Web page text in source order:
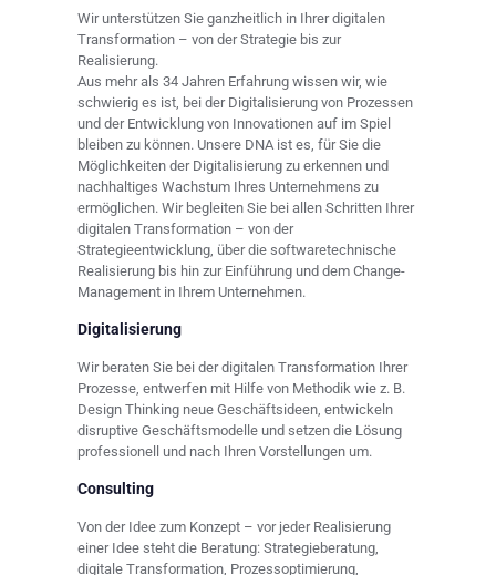
Wir unterstützen Sie ganzheitlich in Ihrer digitalen
Transformation – von der Strategie bis zur
Realisierung.
Aus mehr als 34 Jahren Erfahrung wissen wir, wie
schwierig es ist, bei der Digitalisierung von Prozessen
und der Entwicklung von Innovationen auf im Spiel
bleiben zu können. Unsere DNA ist es, für Sie die
Möglichkeiten der Digitalisierung zu erkennen und
nachhaltiges Wachstum Ihres Unternehmens zu
ermöglichen. Wir begleiten Sie bei allen Schritten Ihrer
digitalen Transformation – von der
Strategieentwicklung, über die softwaretechnische
Realisierung bis hin zur Einführung und dem Change-
Management in Ihrem Unternehmen.
Digitalisierung
Wir beraten Sie bei der digitalen Transformation Ihrer
Prozesse, entwerfen mit Hilfe von Methodik wie z. B.
Design Thinking neue Geschäftsideen, entwickeln
disruptive Geschäftsmodelle und setzen die Lösung
professionell und nach Ihren Vorstellungen um.
Consulting
Von der Idee zum Konzept – vor jeder Realisierung
einer Idee steht die Beratung: Strategieberatung,
digitale Transformation, Prozessoptimierung,